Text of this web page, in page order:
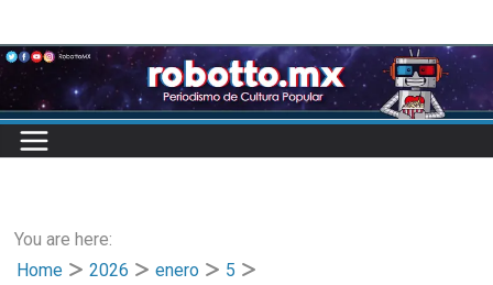
to
content
You are here:
Home
2026 enero
5